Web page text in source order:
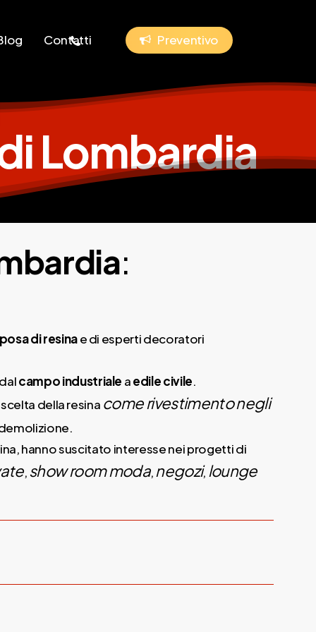
Contatti
phone Preventivo
Lombardia
:
di resinae di esperti decoratori
campo industriale aedile civile.
della resina come rivestimento negli
hanno suscitato interesse nei progetti di
,show room moda, negozi, lounge